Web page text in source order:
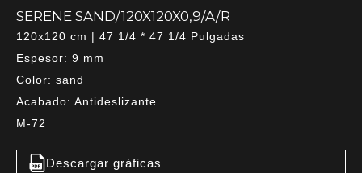
SERENE SAND/120X120X0,9/A/R
120x120 cm | 47 1/4 * 47 1/4 Pulgadas
Espesor: 9 mm
Color: sand
Acabado: Antideslizante
M-72
Descargar gráficas